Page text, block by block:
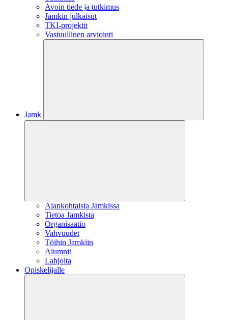
Avoin tiede ja tutkimus
Jamkin julkaisut
TKI-projektit
Vastuullinen arviointi
Jamk
Ajankohtaista Jamkissa
Tietoa Jamkista
Organisaatio
Vahvuudet
Töihin Jamkiin
Alumnit
Lahjoita
Opiskelijalle